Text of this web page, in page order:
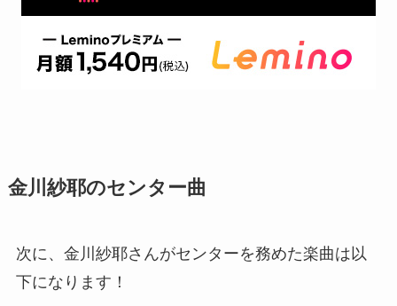
金川紗耶のセンター曲
次に、金川紗耶さんがセンターを務めた楽曲は以
下になります！